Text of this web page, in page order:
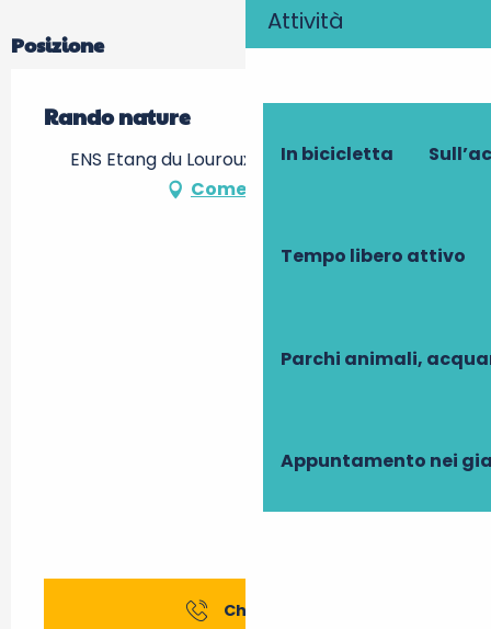
Attività
In bicicletta
Tempo libero attivo
Parchi animali,
Appuntamento nei
Posizione
Rando nature
ENS Etang du Louroux -, 37240 Le Louroux
Come arrivare
Chiamare